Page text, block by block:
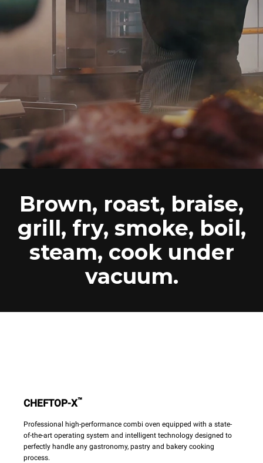
Brown, roast, braise,
grill, fry, smoke, boil,
steam, cook under
vacuum.
CHEFTOP-X™
Professional high-performance combi oven equipped with a state-
of-the-art operating system and intelligent technology designed to
perfectly handle any gastronomy, pastry and bakery cooking
process.